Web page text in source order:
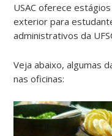
USAC oferece
exterior para
administrativos da
Veja abaixo, algumas
nas oficinas: